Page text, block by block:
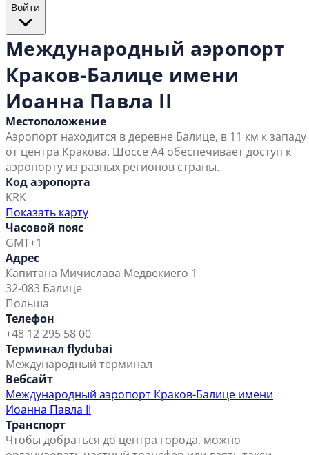
Войти
Международный аэропорт
Краков-Балице имени
Иоанна Павла II
Местоположение
Аэропорт находится в деревне Балице, в 11 км к западу
от центра Кракова. Шоссе А4 обеспечивает доступ к
аэропорту из разных регионов страны.
Код аэропорта
KRK
Показать карту
Часовой пояс
GMT+1
Адрес
Капитана Мичислава Медвекиего 1
32-083 Балице
Польша
Телефон
+48 12 295 58 00
Терминал flydubai
Международный терминал
Вебсайт
Международный аэропорт Краков-Балице имени
Иоанна Павла II
Транспорт
Чтобы добраться до центра города, можно